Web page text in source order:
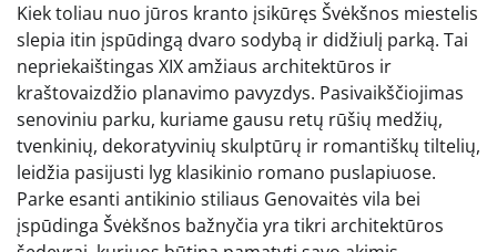
Kiek toliau nuo jūros kranto įsikūręs Švėkšnos miestelis
slepia itin įspūdingą dvaro sodybą ir didžiulį parką. Tai
nepriekaištingas XIX amžiaus architektūros ir
kraštovaizdžio planavimo pavyzdys. Pasivaikščiojimas
senoviniu parku, kuriame gausu retų rūšių medžių,
tvenkinių, dekoratyvinių skulptūrų ir romantiškų tiltelių,
leidžia pasijusti lyg klasikinio romano puslapiuose.
Parke esanti antikinio stiliaus Genovaitės vila bei
įspūdinga Švėkšnos bažnyčia yra tikri architektūros